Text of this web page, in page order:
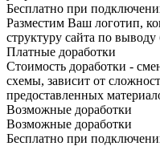
Бесплатно при
Разместим Ваш логотип,
структуру сайта по
Платные доработки
Стоимость доработки -
схемы, зависит от
предоставленных
Возможные доработки
Возможные доработки
Бесплатно при